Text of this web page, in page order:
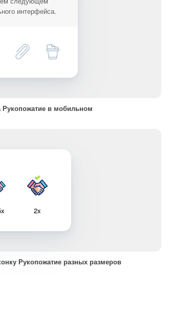
интерфейса.
в мобильном
2x
Рукопожатие разных размеров